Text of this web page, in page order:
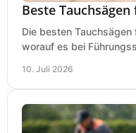
Beste
Die besten
worauf es bei
10. Juli 2026